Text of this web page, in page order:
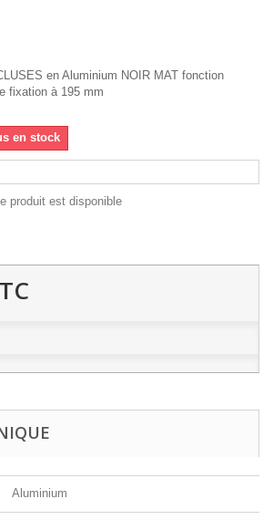
en Aluminium NOIR MAT fonction
fixation à 195 mm
en stock
produit est disponible
Aluminium